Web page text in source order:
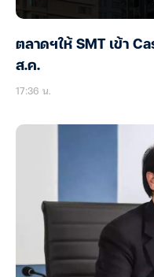
ตลาดฯให้ SMT เข้า
ส.ค.
17:36 น.